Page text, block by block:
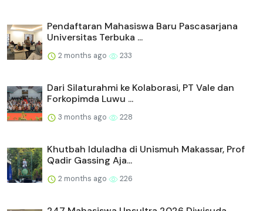
Pendaftaran Mahasiswa Baru Pascasarjana
Universitas Terbuka ...
2 months ago 233
Dari Silaturahmi ke Kolaborasi, PT Vale dan
Forkopimda Luwu ...
3 months ago 228
Khutbah Iduladha di Unismuh Makassar, Prof
Qadir Gassing Aja...
2 months ago 226